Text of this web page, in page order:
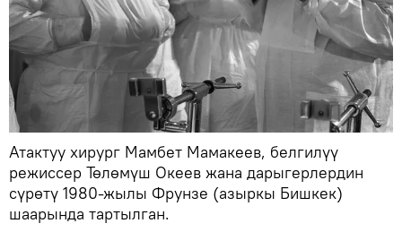
Атактуу хирург Мамбет Мамакеев, белгилүү
режиссер Төлөмүш Океев жана дарыгерлердин
сүрөтү 1980-жылы Фрунзе (азыркы Бишкек)
шаарында тартылган.